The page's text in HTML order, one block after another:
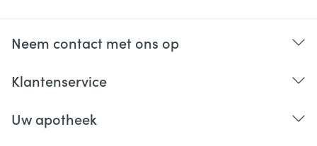
Neem contact met ons op
Klantenservice
Uw apotheek